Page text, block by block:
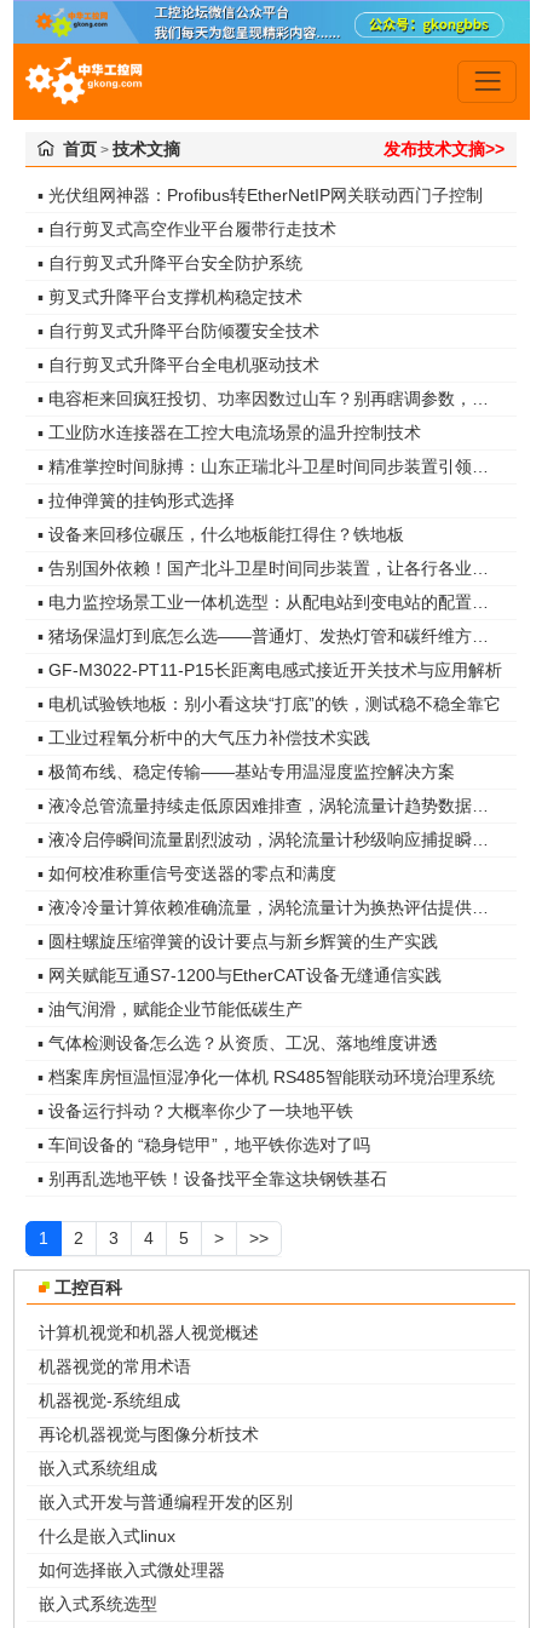
首页 > 技术文摘 发布技术文摘>>
▪ 光伏组网神器：Profibus转EtherNetIP网关联动西门子控制
▪ 自行剪叉式高空作业平台履带行走技术
▪ 自行剪叉式升降平台安全防护系统
▪ 剪叉式升降平台支撑机构稳定技术
▪ 自行剪叉式升降平台防倾覆安全技术
▪ 自行剪叉式升降平台全电机驱动技术
▪ 工业防水连接器在工控大电流场景的温升控制技术
▪ 拉伸弹簧的挂钩形式选择
▪ 设备来回移位碾压，什么地板能扛得住？铁地板
▪ GF-M3022-PT11-P15长距离电感式接近开关技术与应用解析
▪ 电机试验铁地板：别小看这块“打底”的铁，测试稳不稳全靠它
▪ 工业过程氧分析中的大气压力补偿技术实践
▪ 极简布线、稳定传输——基站专用温湿度监控解决方案
▪ 如何校准称重信号变送器的零点和满度
▪ 圆柱螺旋压缩弹簧的设计要点与新乡辉簧的生产实践
▪ 网关赋能互通S7-1200与EtherCAT设备无缝通信实践
▪ 油气润滑，赋能企业节能低碳生产
▪ 气体检测设备怎么选？从资质、工况、落地维度讲透
▪ 档案库房恒温恒湿净化一体机 RS485智能联动环境治理系统
▪ 设备运行抖动？大概率你少了一块地平铁
▪ 车间设备的 “稳身铠甲”，地平铁你选对了吗
▪ 别再乱选地平铁！设备找平全靠这块钢铁基石
1 2 3 4 5 > >>
工控百科
计算机视觉和机器人视觉概述
机器视觉的常用术语
机器视觉-系统组成
再论机器视觉与图像分析技术
嵌入式系统组成
嵌入式开发与普通编程开发的区别
什么是嵌入式linux
如何选择嵌入式微处理器
嵌入式系统选型